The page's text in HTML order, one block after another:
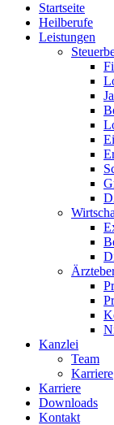
Startseite
Heilberufe
Leistungen
Kanzlei
Team
Karriere
Karriere
Downloads
Kontakt